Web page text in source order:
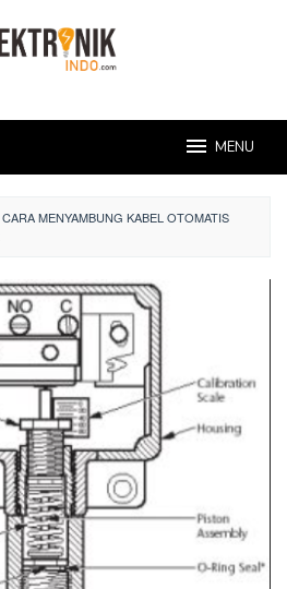
MENU
CARA MENYAMBUNG KABEL OTOMATIS